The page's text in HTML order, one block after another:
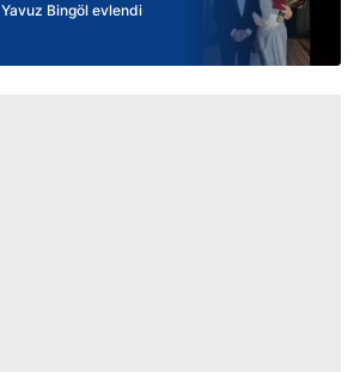
Yavuz Bingöl evlendi